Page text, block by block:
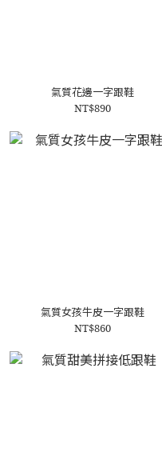
氣質花邊一字跟鞋
NT$890
氣質女孩牛皮一字跟鞋
NT$860